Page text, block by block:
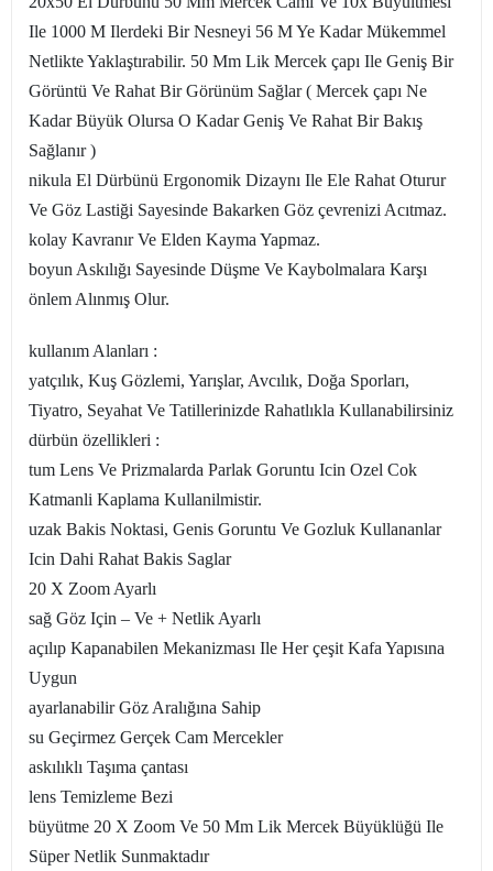
Ile 1000 M Ilerdeki Bir Nesneyi 56 M Ye Kadar Mükemmel
Netlikte Yaklaştırabilir. 50 Mm Lik Mercek çapı Ile Geniş Bir
Görüntü Ve Rahat Bir Görünüm Sağlar ( Mercek çapı Ne
Kadar Büyük Olursa O Kadar Geniş Ve Rahat Bir Bakış
Sağlanır )
nikula El Dürbünü Ergonomik Dizaynı Ile Ele Rahat Oturur
Ve Göz Lastiği Sayesinde Bakarken Göz çevrenizi Acıtmaz.
kolay Kavranır Ve Elden Kayma Yapmaz.
boyun Askılığı Sayesinde Düşme Ve Kaybolmalara Karşı
önlem Alınmış Olur.
kullanım Alanları :
yatçılık, Kuş Gözlemi, Yarışlar, Avcılık, Doğa Sporları,
Tiyatro, Seyahat Ve Tatillerinizde Rahatlıkla Kullanabilirsiniz
dürbün özellikleri :
tum Lens Ve Prizmalarda Parlak Goruntu Icin Ozel Cok
Katmanli Kaplama Kullanilmistir.
uzak Bakis Noktasi, Genis Goruntu Ve Gozluk Kullananlar
Icin Dahi Rahat Bakis Saglar
20 X Zoom Ayarlı
sağ Göz Için – Ve + Netlik Ayarlı
açılıp Kapanabilen Mekanizması Ile Her çeşit Kafa Yapısına
Uygun
ayarlanabilir Göz Aralığına Sahip
su Geçirmez Gerçek Cam Mercekler
askılıklı Taşıma çantası
lens Temizleme Bezi
büyütme 20 X Zoom Ve 50 Mm Lik Mercek Büyüklüğü Ile
Süper Netlik Sunmaktadır